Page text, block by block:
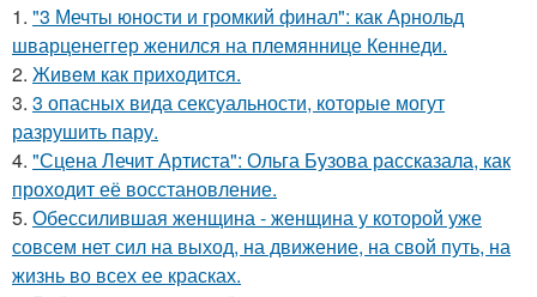
1. "3 Мечты юности и громкий финал": как Арнольд
шварценеггер женился на племяннице Кеннеди.
2. Живeм как приходится.
3. 3 опасных вида сексуальности, которые могут
разрушить пару.
4. "Сцена Лечит Артиста": Ольга Бузова рассказала, как
проходит её восстановление.
5. Обессилившая женщина - женщина у которой уже
совсем нет сил на выход, на движение, на свой путь, на
жизнь во всех ее красках.